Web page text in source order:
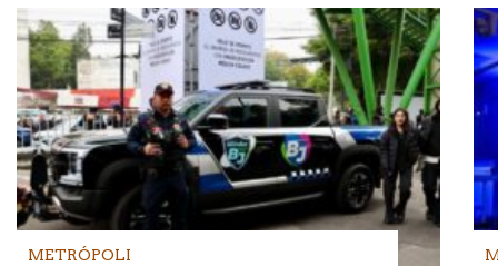
METRÓPOLI